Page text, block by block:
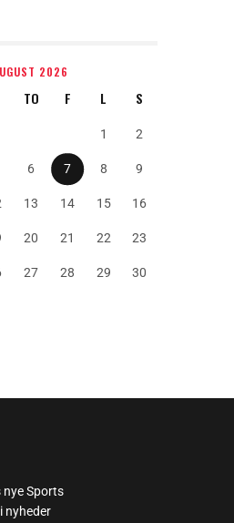
2026
TO F L S
1 2
6 7 8 9
13 14 15 16
20 21 22 23
27 28 29 30
Sports
nyheder